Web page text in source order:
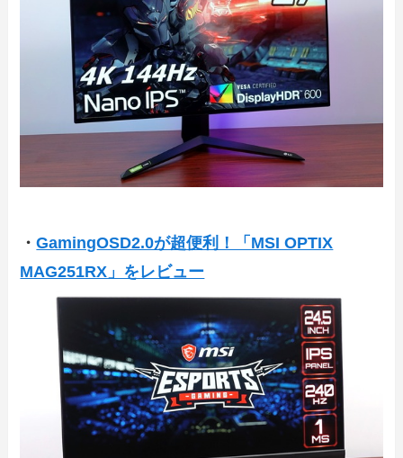
・GamingOSD2.0が超便利！「MSI OPTIX
MAG251RX」をレビュー